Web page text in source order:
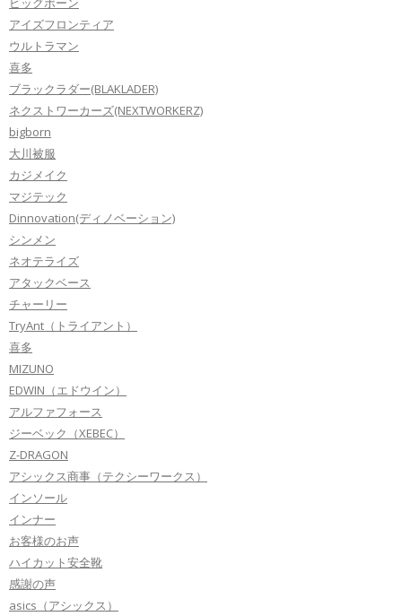
アイズフロンティア
ウルトラマン
喜多
ブラックラダー(BLAKLADER)
ネクストワーカーズ(NEXTWORKERZ)
bigborn
大川被服
カジメイク
マジテック
Dinnovation(ディノベーション)
シンメン
ネオテライズ
アタックベース
チャーリー
TryAnt（トライアント）
喜多
MIZUNO
EDWIN（エドウイン）
アルファフォース
ジーベック（XEBEC）
Z-DRAGON
アシックス商事（テクシーワークス）
インソール
インナー
お客様のお声
ハイカット安全靴
感謝の声
asics（アシックス）